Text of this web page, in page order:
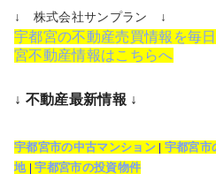
↓ 株式会社サンプラン ↓
宇都宮の不動産売買情報を毎
宮不動産情報はこちらへ
↓ 不動産最新情報 ↓
宇都宮市の中古マンション| 宇都宮市
地|宇都宮市の投資物件